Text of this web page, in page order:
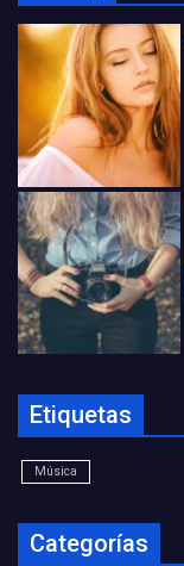
Etiquetas
Música
Categorías